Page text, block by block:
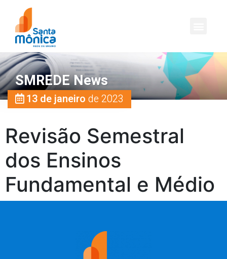
SMREDE News
13 de janeiro de 2023
Revisão Semestral
dos Ensinos
Fundamental e Médio